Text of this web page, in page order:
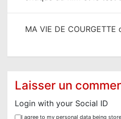
MA VIE DE
Laisser un
Login with your Social ID
I agree to my personal data being